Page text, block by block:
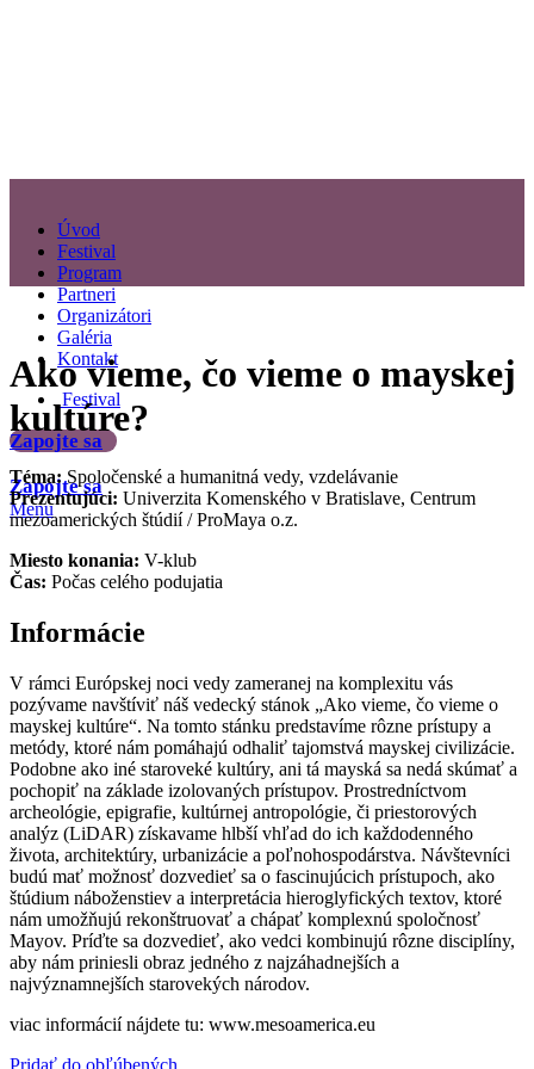
Úvod
Festival
Program
Partneri
Organizátori
Galéria
Kontakt
Festival
Zapojte sa
Zapojte sa
Menu
Ako vieme, čo vieme o mayskej
kultúre?
Téma:Spoločenské a humanitná vedy, vzdelávanie
Prezentujúci: Univerzita Komenského v Bratislave, Centrum
mezoamerických štúdií / ProMaya o.z.
Miesto konania: V-klub
Čas: Počas celého podujatia
Informácie
V rámci Európskej noci vedy zameranej na komplexitu vás
pozývame navštíviť náš vedecký stánok „Ako vieme, čo vieme o
mayskej kultúre“. Na tomto stánku predstavíme rôzne prístupy a
metódy, ktoré nám pomáhajú odhaliť tajomstvá mayskej civilizácie.
Podobne ako iné staroveké kultúry, ani tá mayská sa nedá skúmať a
pochopiť na základe izolovaných prístupov. Prostredníctvom
archeológie, epigrafie, kultúrnej antropológie, či priestorových
analýz (LiDAR) získavame hlbší vhľad do ich každodenného
života, architektúry, urbanizácie a poľnohospodárstva. Návštevníci
budú mať možnosť dozvedieť sa o fascinujúcich prístupoch, ako
štúdium náboženstiev a interpretácia hieroglyfických textov, ktoré
nám umožňujú rekonštruovať a chápať komplexnú spoločnosť
Mayov. Príďte sa dozvedieť, ako vedci kombinujú rôzne disciplíny,
aby nám priniesli obraz jedného z najzáhadnejších a
najvýznamnejších starovekých národov.
viac informácií nájdete tu: www.mesoamerica.eu
Pridať do obľúbených